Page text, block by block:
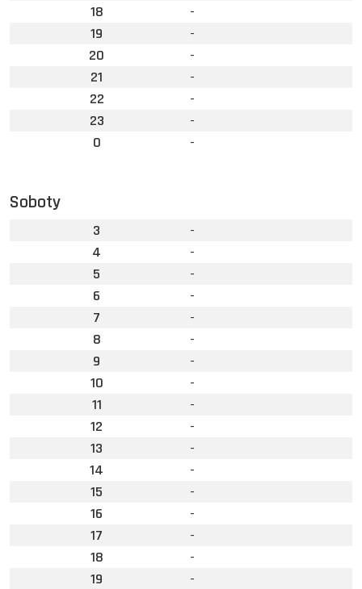
18
-
19
-
20
-
21
-
22
-
23
-
0
-
Soboty
3
-
4
-
5
-
6
-
7
-
8
-
9
-
10
-
11
-
12
-
13
-
14
-
15
-
16
-
17
-
18
-
19
-